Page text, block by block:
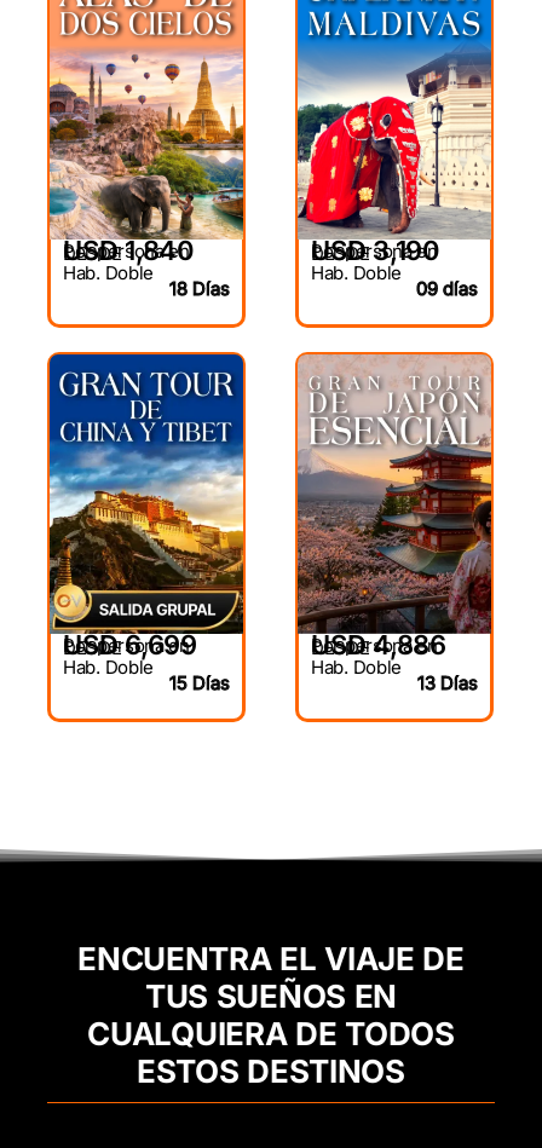
DESDE
USD 1,840
Por persona en
Hab. Doble
18 Días
DESDE
USD 3,190
Por persona en
Hab. Doble
09 días
DESDE
USD 6,699
Por persona en
Hab. Doble
15 Días
DESDE
USD 4,886
Por persona en
Hab. Doble
13 Días
ENCUENTRA EL VIAJE DE
TUS SUEÑOS EN
CUALQUIERA DE TODOS
ESTOS DESTINOS